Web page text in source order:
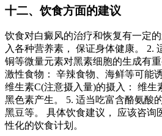
十二、饮食方面的建议
饮食对白癜风的治疗和恢复有一定
入各种营养素， 保证身体健康。 2.
铜等微量元素对黑素细胞的生成有
激性食物： 辛辣食物、海鲜等可能
维生素C(注意摄入量)的摄入： 维生
黑色素产生。 5. 适当吃富含酪氨酸
黑豆等。 具体饮食建议， 应该咨询
性化的饮食计划。